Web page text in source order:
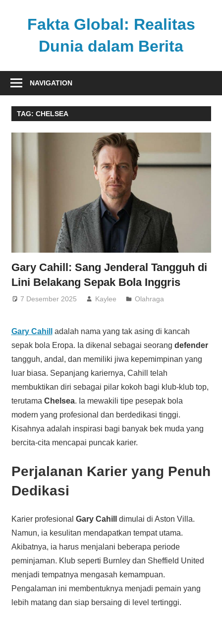
Fakta Global: Realitas
Dunia dalam Berita
kabar
dari
berbagai
NAVIGATION
TAG: CHELSEA
Gary Cahill: Sang Jenderal Tangguh di
Lini Belakang Sepak Bola Inggris
7 Desember 2025 Kaylee Olahraga
Gary Cahill
adalah nama yang tak asing di kancah
sepak bola Eropa. Ia dikenal sebagai seorang defender
tangguh, andal, dan memiliki jiwa kepemimpinan yang
luar biasa. Sepanjang kariernya, Cahill telah
membuktikan diri sebagai pilar kokoh bagi klub-klub top,
terutama Chelsea. Ia mewakili tipe pesepak bola
modern yang profesional dan berdedikasi tinggi.
Kisahnya adalah inspirasi bagi banyak bek muda yang
bercita-cita mencapai puncak karier.
Perjalanan Karier yang Penuh
Dedikasi
Karier profesional Gary Cahill
dimulai di Aston Villa.
Namun, ia kesulitan mendapatkan tempat utama.
Akibatnya, ia harus menjalani beberapa periode
peminjaman. Klub seperti Burnley dan Sheffield United
menjadi tempatnya mengasah kemampuan.
Pengalaman ini membentuknya menjadi pemain yang
lebih matang dan siap bersaing di level tertinggi.